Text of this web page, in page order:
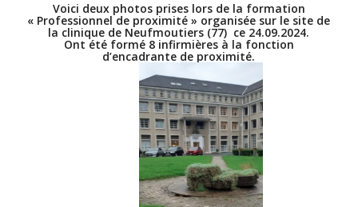
Voici deux photos prises lors de la formation
« Professionnel de proximité » organisée sur le site de
la clinique de Neufmoutiers (77) ce 24.09.2024.
Ont été formé 8 infirmières à la fonction
d’encadrante de proximité.